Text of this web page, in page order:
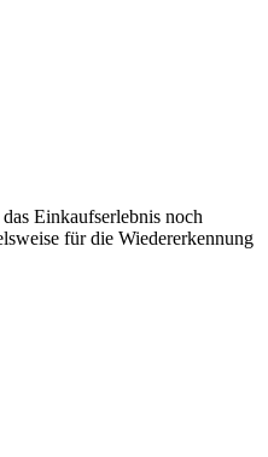
Einkaufserlebnis noch
für die Wiedererkennung